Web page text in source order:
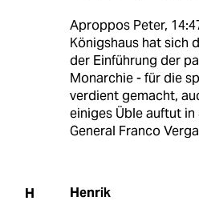
Aproppos Peter,
Königshaus hat sich
der Einführung der
Monarchie - für die
verdient gemacht,
einiges Üble auftut
General Franco
H Henrik